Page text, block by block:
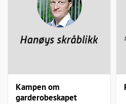
Kampen om
garderobeskapet